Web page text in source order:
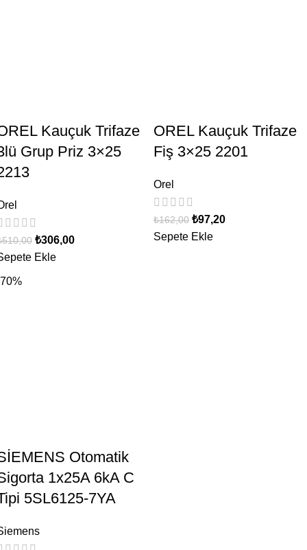
Kauçuk Trifaze
Grup Priz 3×25
510,00 ₺306,00
Ekle
OREL Kauçuk Trifaze
Fiş 3×25 2201
Orel
₺162,00 ₺97,20
Sepete Ekle
Otomatik
1x25A 6kA C
5SL6125-7YA